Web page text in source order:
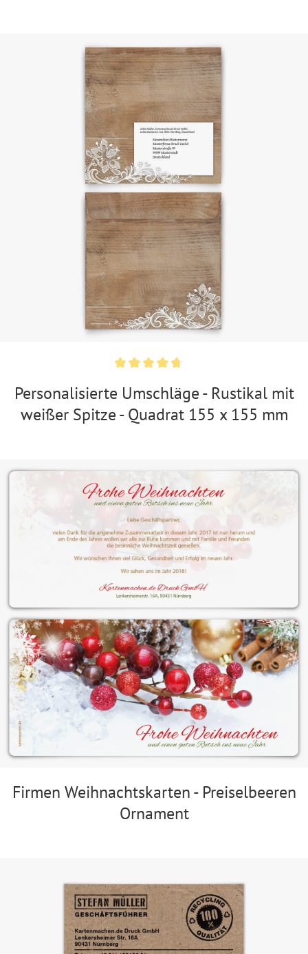
Personalisierte Umschläge - Rustikal mit
weißer Spitze - Quadrat 155 x 155 mm
Firmen Weihnachtskarten - Preiselbeeren
Ornament